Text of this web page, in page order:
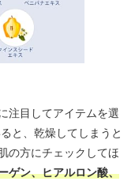
注目してアイテムを選
と、乾燥してしまうと
の方にチェックしてほ
ゲン、ヒアルロン酸、